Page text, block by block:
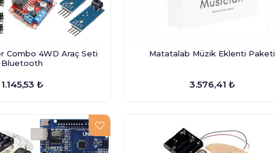
Combo 4WD Araç Seti
Bluetooth
1.145,53 ₺
Matatalab Müzik Eklenti Paketi
3.576,41 ₺